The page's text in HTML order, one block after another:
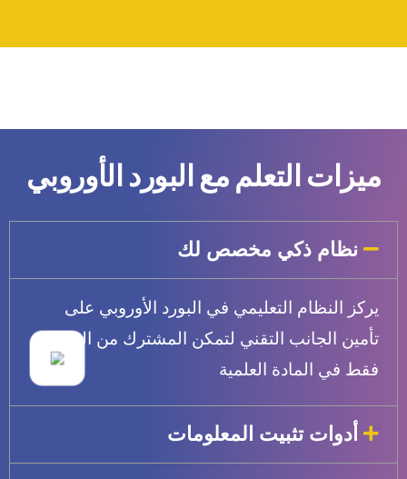
ميزات التعلم مع البورد الأوروبي
نظام ذكي مخصص لك
يركز النظام التعليمي في البورد الأوروبي على
تأمين الجانب التقني لتمكن المشترك من التركيز
فقط في المادة العلمية
أدوات تثبيت المعلومات